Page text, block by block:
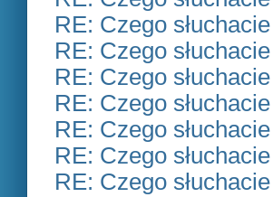
RE: Czego
RE: Czego
RE: Czego
RE: Czego
RE: Czego
RE: Czego
RE: Czego